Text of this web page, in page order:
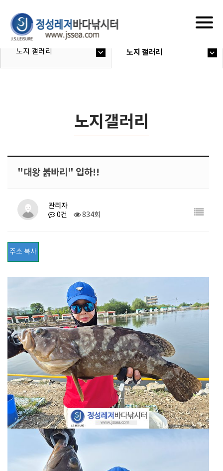
노지 갤러리 노지 갤러리
노지갤러리
"대왕 붉바리" 입하!!
관리자
0건 834회
주소 복사